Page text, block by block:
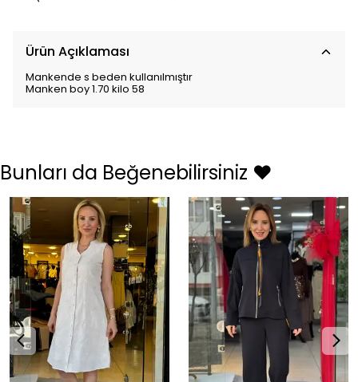
Ürün Açıklaması
Mankende s beden kullanılmıştır
Manken boy 1.70 kilo 58
Bunları da Beğenebilirsiniz ❤️